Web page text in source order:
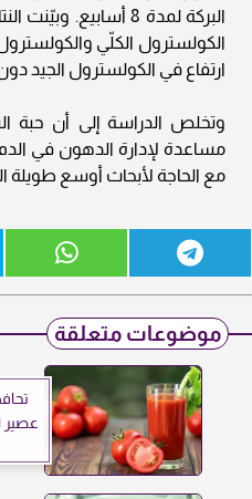
البركة لمدة 8 أسابيع.
الكولسترول الكلّي والكولسترول
ارتفاع في الكولسترول الجيد دون
وتخلص الدراسة إلى أن حبة
مساعدة لإدارة الدهون في
مع الحاجة لأبحاث أوسع طويلة
موضوعات متعلقة
عصير